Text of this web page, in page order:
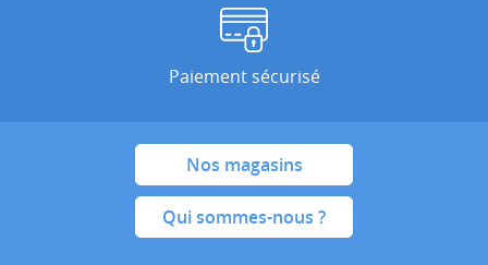
Paiement sécurisé
Nos magasins
Qui sommes-nous ?